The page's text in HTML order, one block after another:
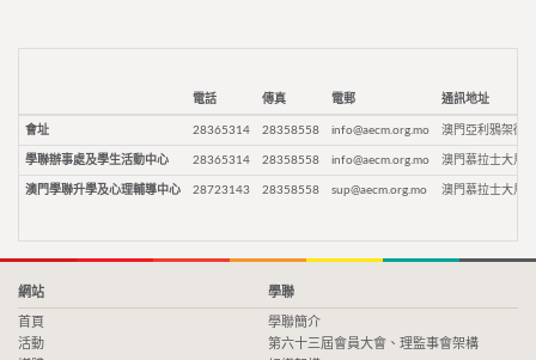
電話 傳真 電郵 通訊地址
會址 28365314 28358558 info@aecm.org.mo 澳門亞利鴉架街9
學聯辦事處及學生活動中心 28365314 28358558 info@aecm.org.mo 澳門慕拉士大馬
澳門學聯升學及心理輔導中心 28723143 28358558 sup@aecm.org.mo 澳門慕拉士大馬
網站
首頁
活動
學聯
學聯簡介
第六十三屆會員大會、理監事會架構